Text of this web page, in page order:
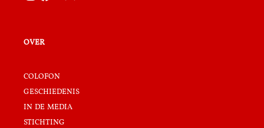
over
colofon
geschiedenis
in de media
stichting